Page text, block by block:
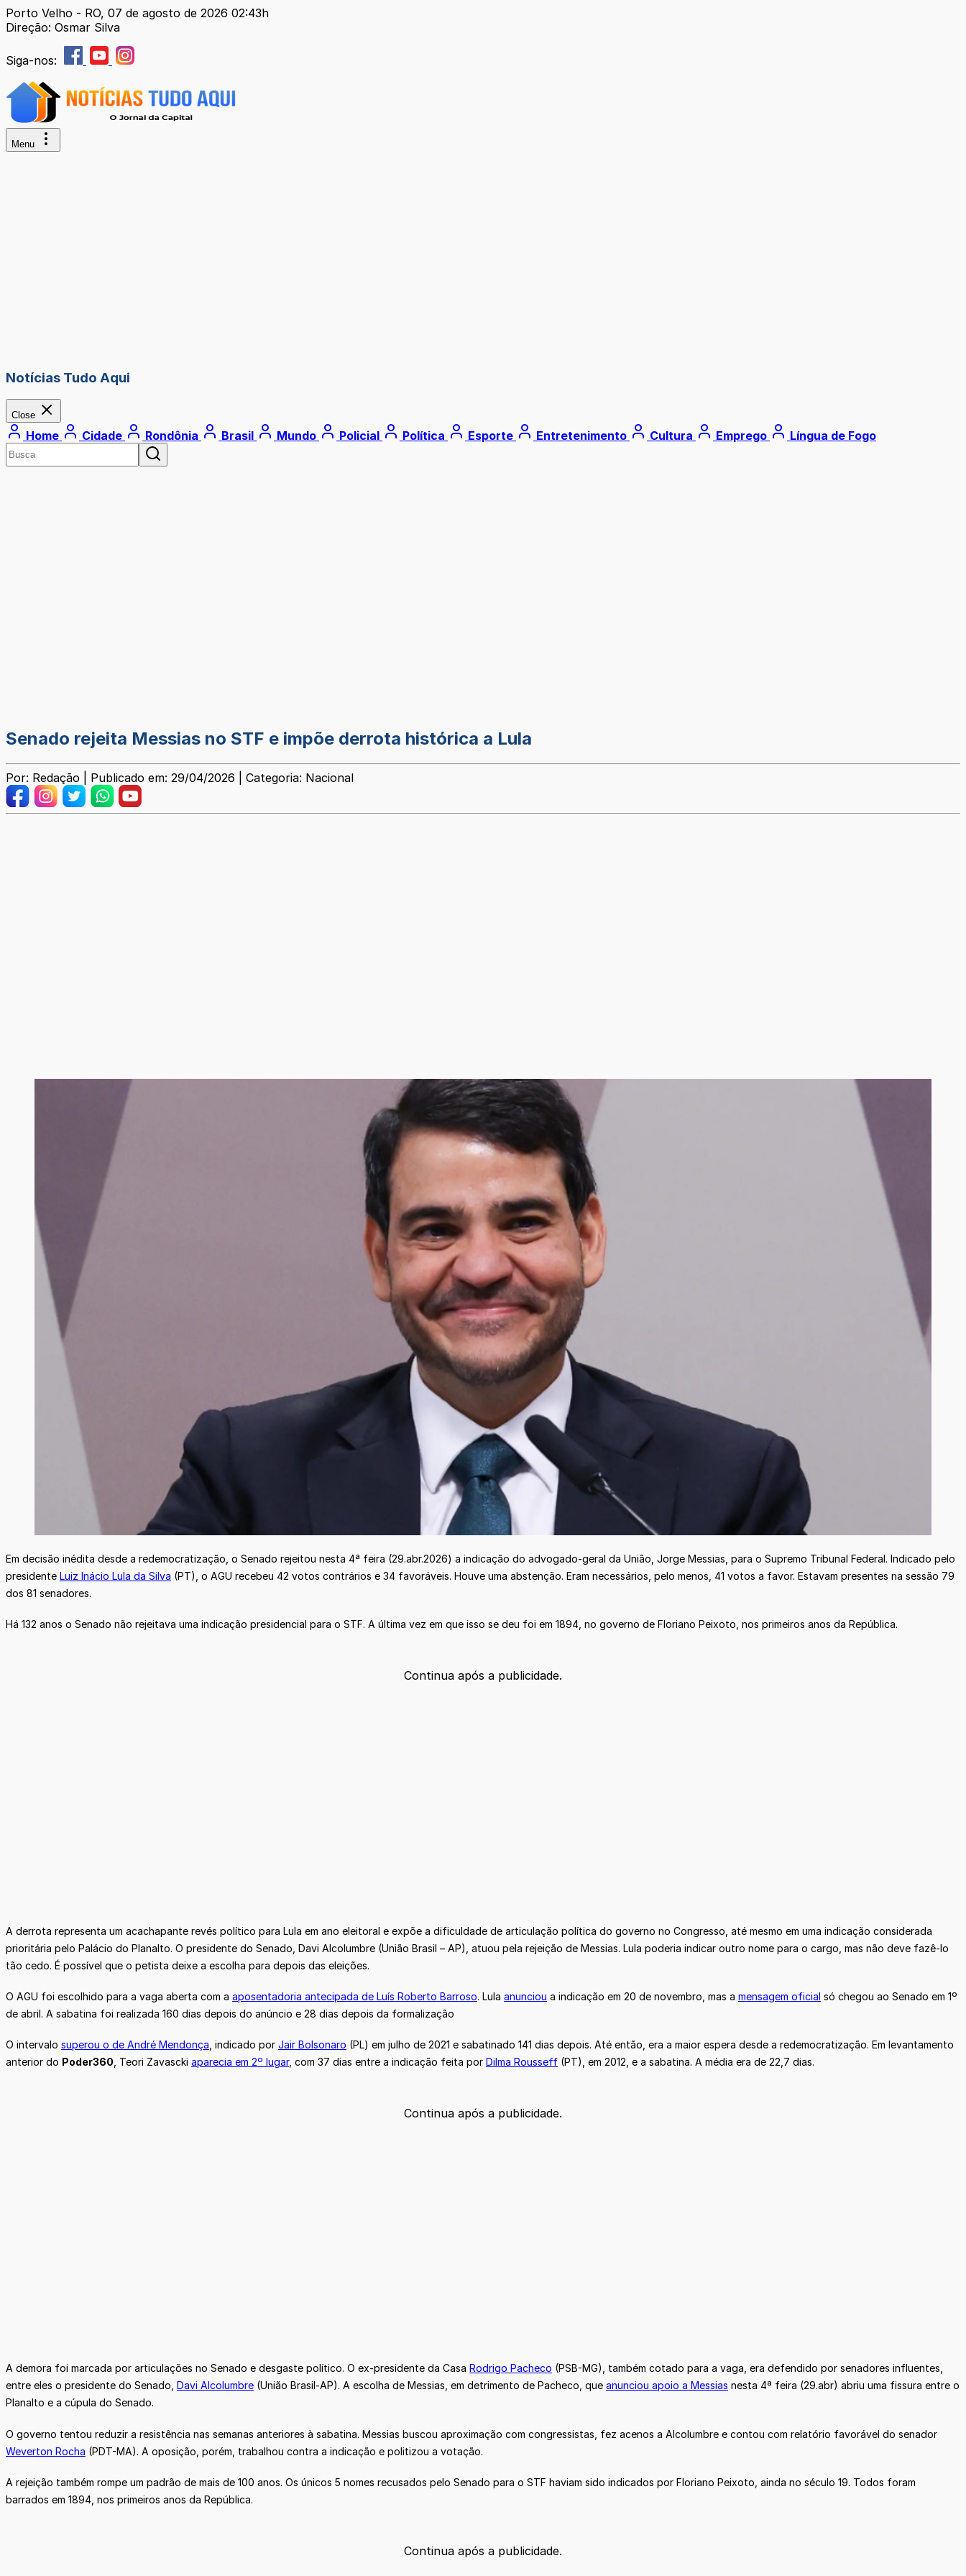
Porto Velho - RO, 07 de agosto de 2026 02:43h
Direção: Osmar Silva
Siga-nos:
Menu
Notícias Tudo Aqui
Close
Home Cidade Rondônia Brasil Mundo Policial Política Esporte Entretenimento Cultura Emprego Língua de Fogo
Senado rejeita Messias no STF e impõe derrota histórica a Lula
Por: Redação | Publicado em: 29/04/2026 | Categoria: Nacional
Em decisão inédita desde a redemocratização, o Senado rejeitou nesta 4ª feira (29.abr.2026) a indicação do advogado-geral da União, Jorge Messias, para o Supremo Tribunal Federal. Indicado pelo
presidente Luiz Inácio Lula da Silva (PT), o AGU recebeu 42 votos contrários e 34 favoráveis. Houve uma abstenção. Eram necessários, pelo menos, 41 votos a favor. Estavam presentes na sessão 79
dos 81 senadores.
Há 132 anos o Senado não rejeitava uma indicação presidencial para o STF. A última vez em que isso se deu foi em 1894, no governo de Floriano Peixoto, nos primeiros anos da República.
Continua após a publicidade.
A derrota representa um acachapante revés político para Lula em ano eleitoral e expõe a dificuldade de articulação política do governo no Congresso, até mesmo em uma indicação considerada
prioritária pelo Palácio do Planalto. O presidente do Senado, Davi Alcolumbre (União Brasil – AP), atuou pela rejeição de Messias. Lula poderia indicar outro nome para o cargo, mas não deve fazê-lo
tão cedo. É possível que o petista deixe a escolha para depois das eleições.
O AGU foi escolhido para a vaga aberta com a aposentadoria antecipada de Luís Roberto Barroso. Lula anunciou a indicação em 20 de novembro, mas a mensagem oficial só chegou ao Senado em 1º
de abril. A sabatina foi realizada 160 dias depois do anúncio e 28 dias depois da formalização
O intervalo superou o de André Mendonça , indicado por Jair Bolsonaro (PL) em julho de 2021 e sabatinado 141 dias depois. Até então, era a maior espera desde a redemocratização. Em levantamento
anterior do Poder360 , Teori Zavascki aparecia em 2º lugar, com 37 dias entre a indicação feita por Dilma Rousseff (PT), em 2012, e a sabatina. A média era de 22,7 dias.
Continua após a publicidade.
A demora foi marcada por articulações no Senado e desgaste político. O ex-presidente da Casa Rodrigo Pacheco (PSB-MG), também cotado para a vaga, era defendido por senadores influentes,
entre eles o presidente do Senado, Davi Alcolumbre (União Brasil-AP). A escolha de Messias, em detrimento de Pacheco, que anunciou apoio a Messias nesta 4ª feira (29.abr) abriu uma fissura entre o
Planalto e a cúpula do Senado.
O governo tentou reduzir a resistência nas semanas anteriores à sabatina. Messias buscou aproximação com congressistas, fez acenos a Alcolumbre e contou com relatório favorável do senador
Weverton Rocha (PDT-MA). A oposição, porém, trabalhou contra a indicação e politizou a votação.
A rejeição também rompe um padrão de mais de 100 anos. Os únicos 5 nomes recusados pelo Senado para o STF haviam sido indicados por Floriano Peixoto, ainda no século 19. Todos foram
barrados em 1894, nos primeiros anos da República.
Continua após a publicidade.